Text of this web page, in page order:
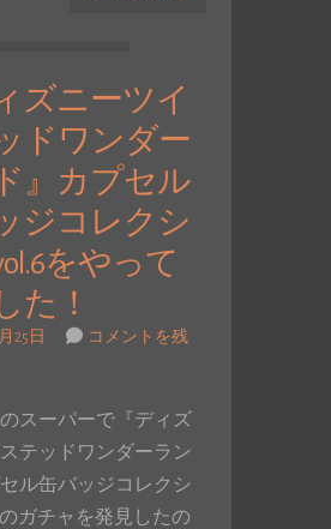
ズニーツイ
ドワンダー
』カプセル
ジコレクシ
をやって
た！
25日
コメントを残
スーパーで『ディズ
テッドワンダーラン
セル缶バッジコレクシ
のガチャを発見したの